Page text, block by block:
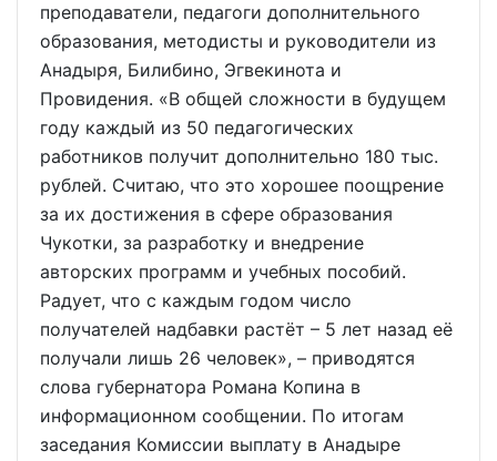
преподаватели, педагоги дополнительного
образования, методисты и руководители из
Анадыря, Билибино, Эгвекинота и
Провидения. «В общей сложности в будущем
году каждый из 50 педагогических
работников получит дополнительно 180 тыс.
рублей. Считаю, что это хорошее поощрение
за их достижения в сфере образования
Чукотки, за разработку и внедрение
авторских программ и учебных пособий.
Радует, что с каждым годом число
получателей надбавки растёт – 5 лет назад её
получали лишь 26 человек», – приводятся
слова губернатора Романа Копина в
информационном сообщении. По итогам
заседания Комиссии выплату в Анадыре